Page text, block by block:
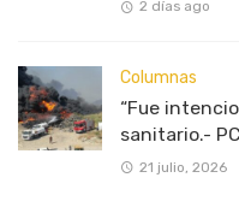
2 días ago
Columnas
“Fue
sanitario.-
21 julio, 2026